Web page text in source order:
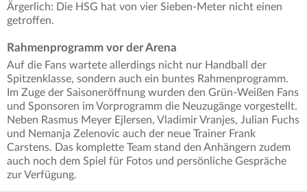
Ärgerlich: Die HSG hat von vier Sieben-Meter nicht einen
getroffen.
Rahmenprogramm vor der Arena
Auf die Fans wartete allerdings nicht nur Handball der
Spitzenklasse, sondern auch ein buntes Rahmenprogramm.
Im Zuge der Saisoneröffnung wurden den Grün-Weißen Fans
und Sponsoren im Vorprogramm die Neuzugänge vorgestellt.
Neben Rasmus Meyer Ejlersen, Vladimir Vranjes, Julian Fuchs
und Nemanja Zelenovic auch der neue Trainer Frank
Carstens. Das komplette Team stand den Anhängern zudem
auch noch dem Spiel für Fotos und persönliche Gespräche
zur Verfügung.